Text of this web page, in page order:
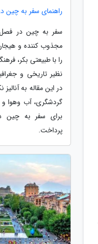
راهنمای سفر به چین
سفر به چین در فصل
مجذوب کننده و
را با طبیعتی بکر،
نظیر تاریخی و
در این مقاله به
گردشگری، آب وهوا و
برای سفر به چین
پرداخت.